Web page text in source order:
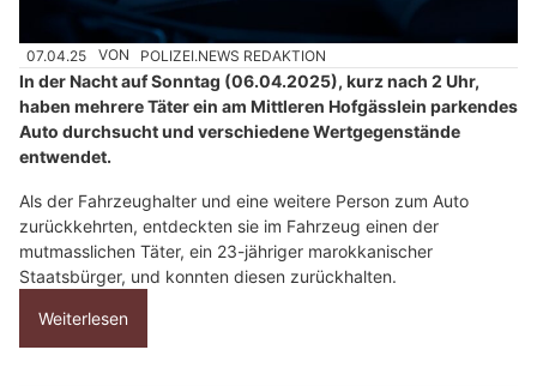
07.04.25 VON POLIZEI.NEWS REDAKTION
In der Nacht auf Sonntag (06.04.2025), kurz nach 2 Uhr,
haben mehrere Täter ein am Mittleren Hofgässlein parkendes
Auto durchsucht und verschiedene Wertgegenstände
entwendet.
Als der Fahrzeughalter und eine weitere Person zum Auto
zurückkehrten, entdeckten sie im Fahrzeug einen der
mutmasslichen Täter, ein 23-jähriger marokkanischer
Staatsbürger, und konnten diesen zurückhalten.
Weiterlesen